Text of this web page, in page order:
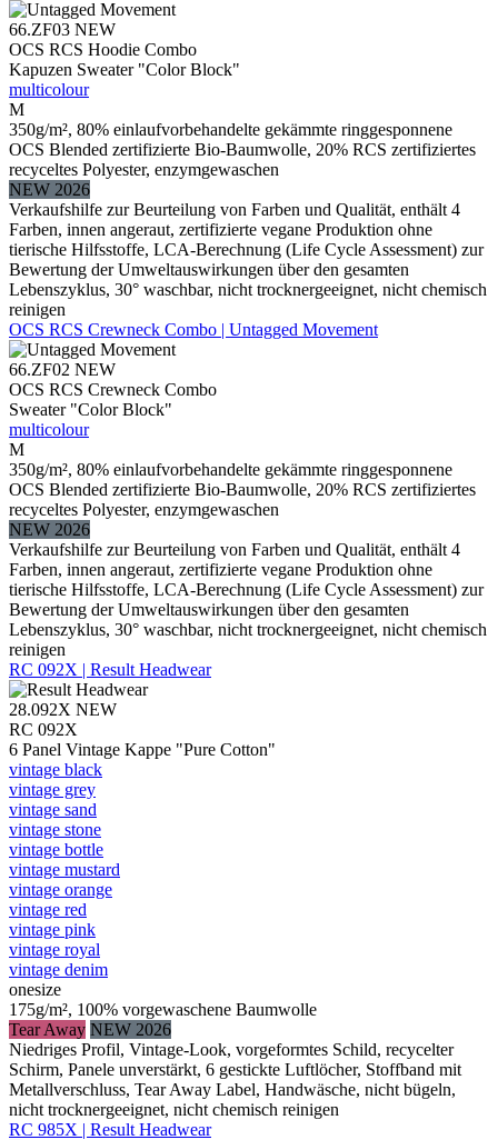
66.ZF03 NEW
OCS RCS Hoodie Combo
Kapuzen Sweater "Color Block"
multicolour
M
350g/m², 80% einlaufvorbehandelte gekämmte ringgesponnene
OCS Blended zertifizierte Bio-Baumwolle, 20% RCS zertifiziertes
recyceltes Polyester, enzymgewaschen
NEW 2026
Verkaufshilfe zur Beurteilung von Farben und Qualität, enthält 4
Farben, innen angeraut, zertifizierte vegane Produktion ohne
tierische Hilfsstoffe, LCA-Berechnung (Life Cycle Assessment) zur
Bewertung der Umweltauswirkungen über den gesamten
Lebenszyklus, 30° waschbar, nicht trocknergeeignet, nicht chemisch
reinigen
OCS RCS Crewneck Combo | Untagged Movement
66.ZF02 NEW
OCS RCS Crewneck Combo
Sweater "Color Block"
multicolour
M
350g/m², 80% einlaufvorbehandelte gekämmte ringgesponnene
OCS Blended zertifizierte Bio-Baumwolle, 20% RCS zertifiziertes
recyceltes Polyester, enzymgewaschen
NEW 2026
Verkaufshilfe zur Beurteilung von Farben und Qualität, enthält 4
Farben, innen angeraut, zertifizierte vegane Produktion ohne
tierische Hilfsstoffe, LCA-Berechnung (Life Cycle Assessment) zur
Bewertung der Umweltauswirkungen über den gesamten
Lebenszyklus, 30° waschbar, nicht trocknergeeignet, nicht chemisch
reinigen
RC 092X | Result Headwear
28.092X NEW
RC 092X
6 Panel Vintage Kappe "Pure Cotton"
vintage black
vintage grey
vintage sand
vintage stone
vintage bottle
vintage mustard
vintage orange
vintage red
vintage pink
vintage royal
vintage denim
onesize
175g/m², 100% vorgewaschene Baumwolle
Tear Away NEW 2026
Niedriges Profil, Vintage-Look, vorgeformtes Schild, recycelter
Schirm, Panele unverstärkt, 6 gestickte Luftlöcher, Stoffband mit
Metallverschluss, Tear Away Label, Handwäsche, nicht bügeln,
nicht trocknergeeignet, nicht chemisch reinigen
RC 985X | Result Headwear